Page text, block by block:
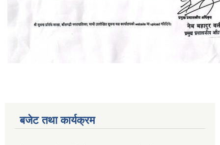
बजेट तथा कार्यक्रम